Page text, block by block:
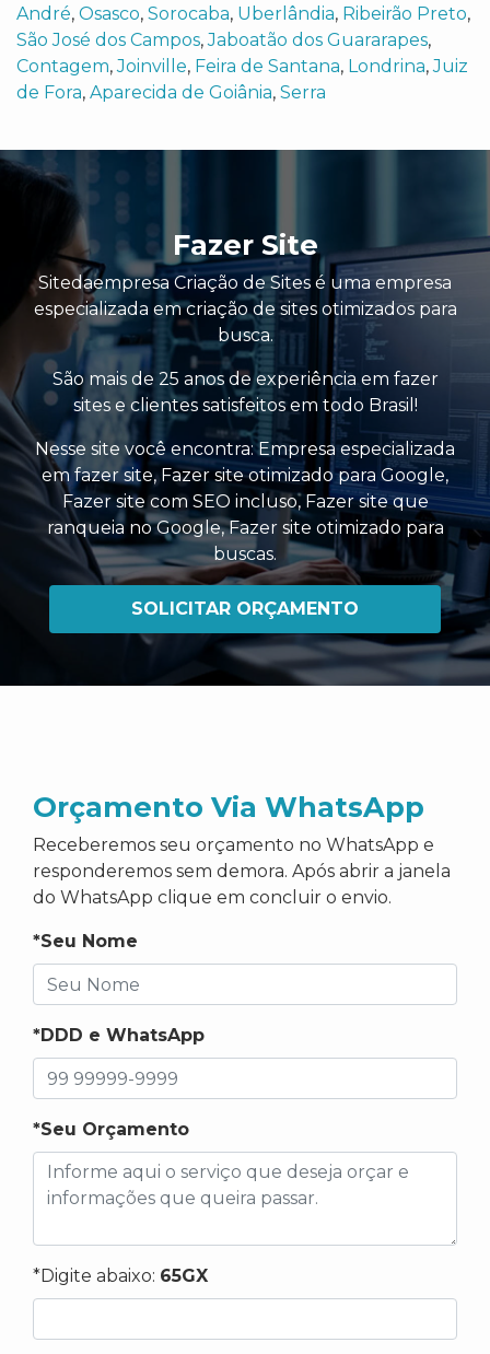
André, Osasco, Sorocaba, Uberlândia, Ribeirão Preto,
São José dos Campos,Jaboatão dos Guararapes,
Contagem,Joinville, Feira de Santana, Londrina,Juiz
de Fora, Aparecida de Goiânia, Serra
Fazer Site
Sitedaempresa Criação de Sites é uma empresa
especializada em criação de sites otimizados para
busca.
São mais de 25 anos de experiência em fazer
sites e clientes satisfeitos em todo Brasil!
Nesse site você encontra:Empresa especializada
em fazer site,Fazer site otimizado para Google,
Fazer site com SEO incluso, Fazer site que
ranqueia no Google,Fazer site otimizado para
buscas.
SOLICITAR ORÇAMENTO
Orçamento Via WhatsApp
Receberemos seu orçamento no WhatsApp e
responderemos sem demora. Após abrir a janela
do WhatsApp clique em concluir o envio.
*Seu Nome
*DDD e WhatsApp
*Seu Orçamento
*Digite abaixo: 65GX